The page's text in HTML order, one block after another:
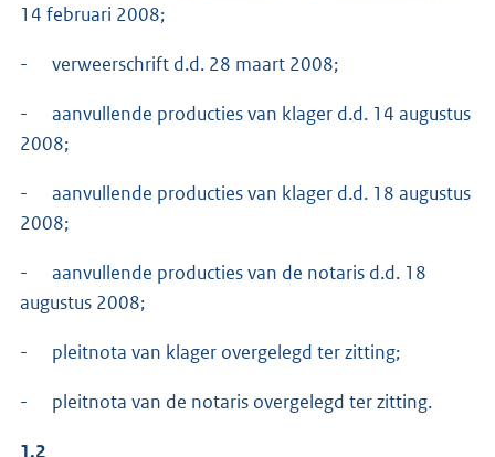
14 februari 2008;
- verweerschrift d.d. 28 maart 2008;
- aanvullende producties van klager d.d. 14 augustus
2008;
- aanvullende producties van klager d.d. 18 augustus
2008;
- aanvullende producties van de notaris d.d. 18
augustus 2008;
- pleitnota van klager overgelegd ter zitting;
- pleitnota van de notaris overgelegd ter zitting.
1.2